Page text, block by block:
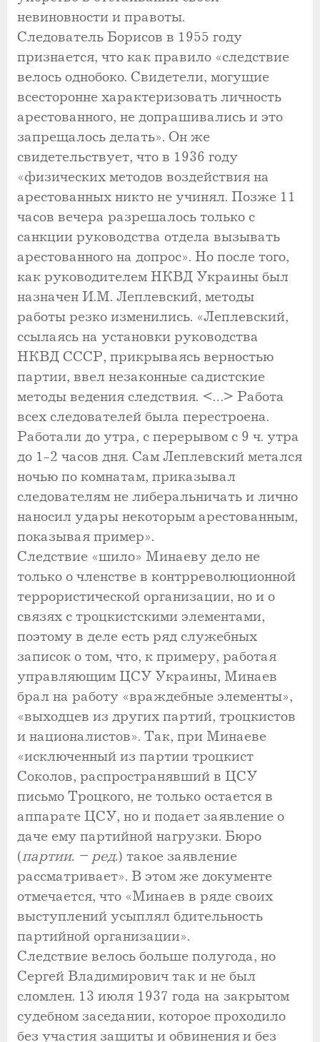
невиновности и правоты.
Следователь Борисов в 1955 году
признается, что как правило «следствие
велось однобоко. Свидетели, могущие
всесторонне характеризовать личность
арестованного, не допрашивались и это
запрещалось делать». Он же
свидетельствует, что в 1936 году
«физических методов воздействия на
арестованных никто не учинял. Позже 11
часов вечера разрешалось только с
санкции руководства отдела вызывать
арестованного на допрос». Но после того,
как руководителем НКВД Украины был
назначен И.М. Леплевский, методы
работы резко изменились. «Леплевский,
ссылаясь на установки руководства
НКВД СССР, прикрываясь верностью
партии, ввел незаконные садистские
методы ведения следствия. <…> Работа
всех следователей была перестроена.
Работали до утра, с перерывом с 9 ч. утра
до 1-2 часов дня. Сам Леплевский метался
ночью по комнатам, приказывал
следователям не либеральничать и лично
наносил удары некоторым арестованным,
показывая пример».
Следствие «шило» Минаеву дело не
только о членстве в контрреволюционной
террористической организации, но и о
связях с троцкистскими элементами,
поэтому в деле есть ряд служебных
записок о том, что, к примеру, работая
управляющим ЦСУ Украины, Минаев
брал на работу «враждебные элементы»,
«выходцев из других партий, троцкистов
и националистов». Так, при Минаеве
«исключенный из партии троцкист
Соколов, распространявший в ЦСУ
письмо Троцкого, не только остается в
аппарате ЦСУ, но и подает заявление о
даче ему партийной нагрузки. Бюро
(партии. – ред.) такое заявление
рассматривает». В этом же документе
отмечается, что «Минаев в ряде своих
выступлений усыплял бдительность
партийной организации».
Следствие велось больше полугода, но
Сергей Владимирович так и не был
сломлен. 13 июля 1937 года на закрытом
судебном заседании, которое проходило
без участия защиты и обвинения и без